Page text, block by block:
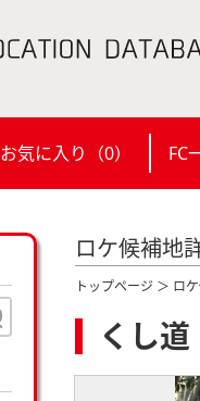
お気に入り（0） FC
ロケ候補地
トップページ ＞ ロ
くし道